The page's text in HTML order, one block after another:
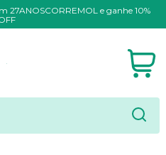
27ANOSCORREMOL e ganhe 10%